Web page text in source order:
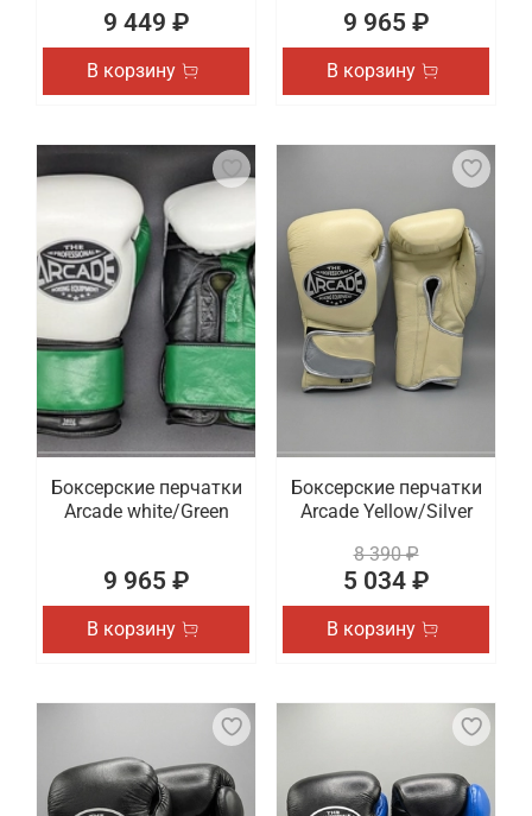
9 449 ₽
В корзину
9 965 ₽
В корзину
Боксерские перчатки
Arcade white/Green
9 965 ₽
В корзину
Боксерские перчатки
Arcade Yellow/Silver
8 390 ₽
5 034 ₽
В корзину